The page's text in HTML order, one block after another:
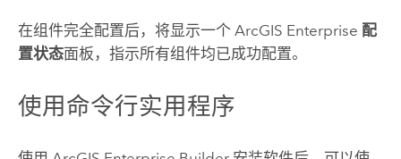
在组件完全配置后，将显示一个 ArcGIS Enterprise 配
置状态面板，指示所有组件均已成功配置。
使用命令行实用程序